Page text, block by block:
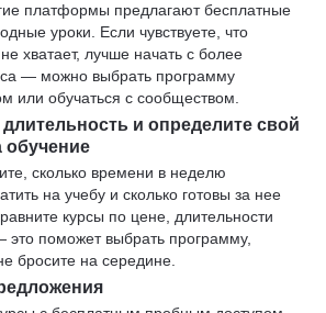
платформы предлагают бесплатные
уроки. Если чувствуете, что
хватает, лучше начать с более
— можно выбрать программу
или обучаться с сообществом.
и определите свой
сколько времени в неделю
на учебу и сколько готовы за нее
курсы по цене, длительности
поможет выбрать программу,
бросите на середине.